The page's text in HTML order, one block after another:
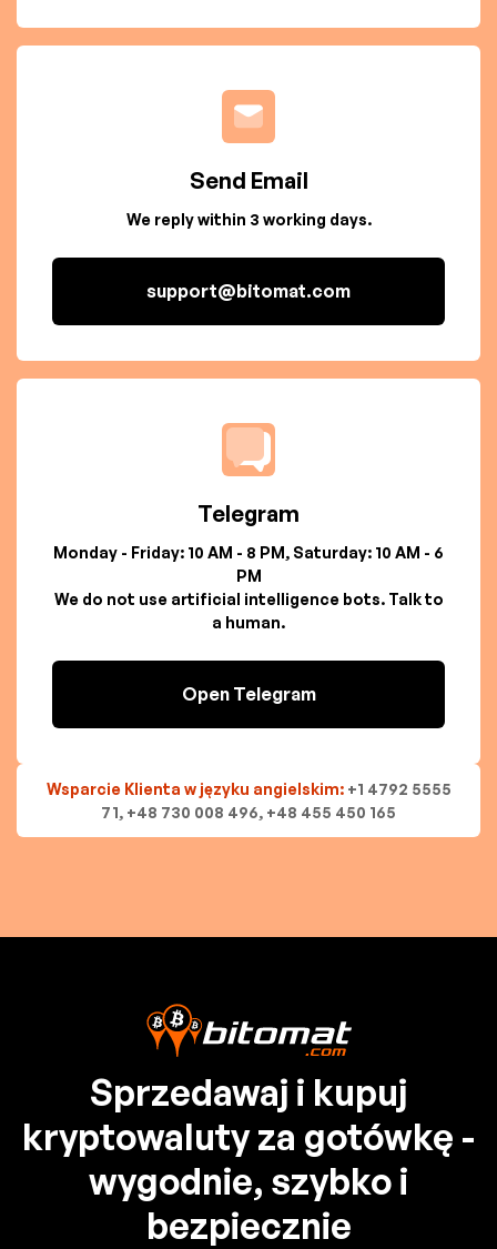
Send Email
We reply within 3 working days.
support@bitomat.com
Telegram
Monday - Friday: 10 AM - 8 PM, Saturday: 10 AM - 6
PM
We do not use artificial intelligence bots. Talk to
a human.
Open Telegram
Wsparcie Klienta w języku angielskim: +1 4792 5555
71, +48 730 008 496, +48 455 450 165
Sprzedawaj i kupuj
kryptowaluty za gotówkę -
wygodnie, szybko i
bezpiecznie